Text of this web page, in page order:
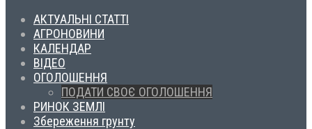
АКТУАЛЬНІ СТАТТІ
АГРОНОВИНИ
КАЛЕНДАР
ВІДЕО
ОГОЛОШЕННЯ
ПОДАТИ СВОЄ ОГОЛОШЕННЯ
РИНОК ЗЕМЛІ
Збереження грунту